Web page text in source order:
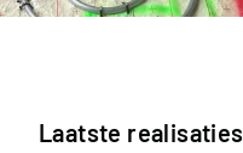
Laatste realisaties